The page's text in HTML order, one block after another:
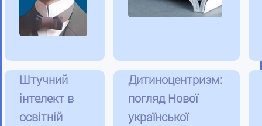
Штучний
інтелект в
освітній
Дитиноцентризм:
погляд Нової
української